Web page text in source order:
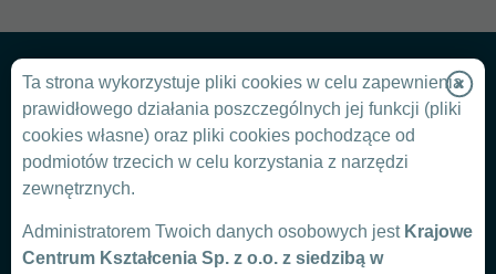
Chcesz
zorganizować
Ta strona wykorzystuje pliki cookies w celu zapewnienia
prawidłowego działania poszczególnych jej funkcji (pliki
cookies własne) oraz pliki cookies pochodzące od
podmiotów trzecich w celu korzystania z narzędzi
zewnętrznych.
Administratorem Twoich danych osobowych jest Krajowe
Centrum Kształcenia Sp. z o.o. z siedzibą w